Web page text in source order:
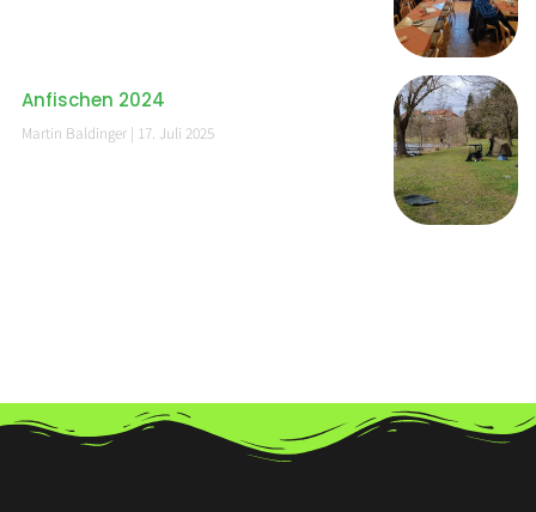
Anfischen 2024
Martin Baldinger 17. Juli 2025